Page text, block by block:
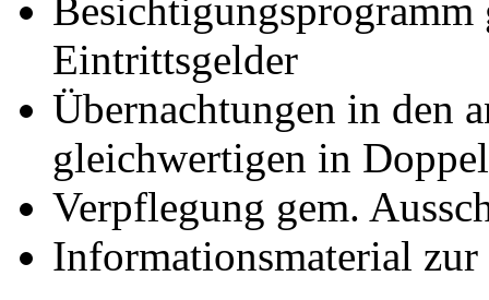
Eintrittsgelder
Übernachtungen in den
gleichwertigen in
Verpflegung gem.
Informationsmaterial zur